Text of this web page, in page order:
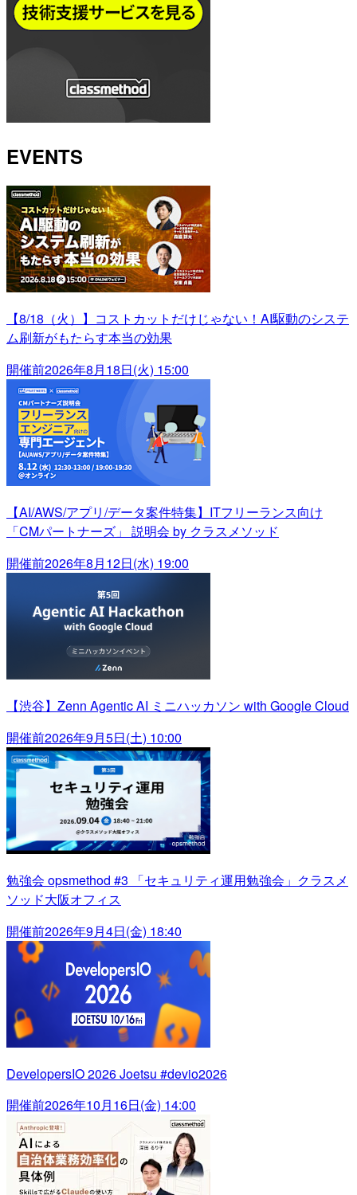
EVENTS
【8/18（火）】コストカットだけじゃない！AI駆動のシステ
ム刷新がもたらす本当の効果
開催前2026年8月18日(火) 15:00
【AI/AWS/アプリ/データ案件特集】ITフリーランス向け
「CMパートナーズ」 説明会 by クラスメソッド
開催前2026年8月12日(水) 19:00
【渋谷】Zenn Agentic AI ミニハッカソン with Google Cloud
開催前2026年9月5日(土) 10:00
勉強会 opsmethod #3 「セキュリティ運用勉強会」クラスメ
ソッド大阪オフィス
開催前2026年9月4日(金) 18:40
DevelopersIO 2026 Joetsu #devio2026
開催前2026年10月16日(金) 14:00